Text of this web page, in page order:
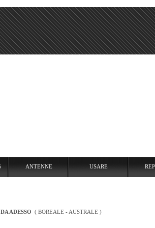
ADESSO ( BOREALE - AUSTRALE )
ANTENNE USARE